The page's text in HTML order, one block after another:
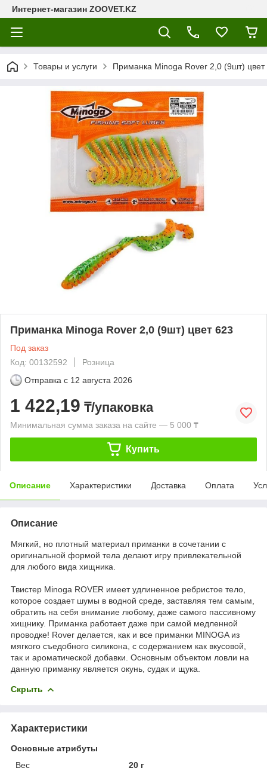
Интернет-магазин ZOOVET.KZ
Товары и услуги Приманка Minoga Rover 2,0 (9шт) цвет
Приманка Minoga Rover 2,0 (9шт) цвет 623
Под заказ
Код: 00132592
Розница
Отправка с 12 августа 2026
1 422,19 ₸/упаковка
Минимальная сумма заказа на сайте — 5 000 ₸
Купить
Описание Характеристики Доставка Оплата
Описание
Мягкий, но плотный материал приманки в сочетании с
оригинальной формой тела делают игру привлекательной
для любого вида хищника.
Твистер Minoga ROVER имеет удлиненное ребристое тело,
которое создает шумы в водной среде, заставляя тем самым,
обратить на себя внимание любому, даже самого пассивному
хищнику. Приманка работает даже при самой медленной
проводке! Rover делается, как и все приманки MINOGA из
мягкого съедобного силикона, с содержанием как вкусовой,
так и ароматической добавки. Основным объектом ловли на
данную приманку является окунь, судак и щука.
Скрыть
Характеристики
Основные атрибуты
Вес
20 г